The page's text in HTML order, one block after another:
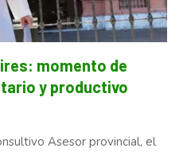
momento de
y productivo
Asesor provincial, el